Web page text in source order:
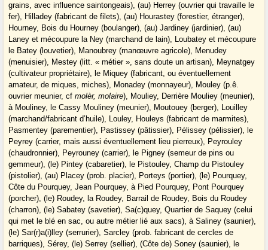
grains, avec influence saintongeais), (au) Herrey (ouvrier qui travaille le
fer), Hilladey (fabricant de filets), (au) Hourastey (forestier, étranger),
Hourney, Bois du Hourney (boulanger), (au) Jardiney (jardinier), (au)
Laney et mécoupure la Ney (marchand de lain), Loubatey et mécoupure
le Batey (louvetier), Manoubrey (manœuvre agricole), Menudey
(menuisier), Mestey (litt. « métier », sans doute un artisan), Meynatgey
(cultivateur propriétaire), le Miquey (fabricant, ou éventuellement
amateur, de miques, miches), Monadey (monnayeur), Mouley (p.ê.
ouvrier meunier, cfmolèr, molaire), Mouliey, Derrière Mouliey (meunier),
à Mouliney, le Cassy Mouliney (meunier), Moutouey (berger), Louilley
(marchand/fabricant d’huile), Louley, Houleys (fabricant de marmites),
Pasmentey (parementier), Pastissey (pâtissier), Pélissey (pélissier), le
Peyrey (carrier, mais aussi éventuellement lieu pierreux), Peyrouley
(chaudronnier), Peyrouney (carrier), le Pigney (semeur de pins ou
gemmeur), (le) Pintey (cabaretier), le Pistouley, Champ du Pistouley
(pistolier), (au) Placey (prob. placier), Porteys (portier), (le) Pourquey,
Côte du Pourquey, Jean Pourquey, à Pied Pourquey, Pont Pourquey
(porcher), (le) Roudey, la Roudey, Barrail de Roudey, Bois du Roudey
(charron), (le) Sabatey (savetier), Sa(c)quey, Quartier de Saquey (celui
qui met le blé en sac, ou autre métier lié aux sacs), à Saliney (saunier),
(le) Sar(r)a(i)lley (serrurier), Sarcley (prob. fabricant de cercles de
barriques), Sérey, (le) Serrey (sellier), (Côte de) Soney (saunier), le